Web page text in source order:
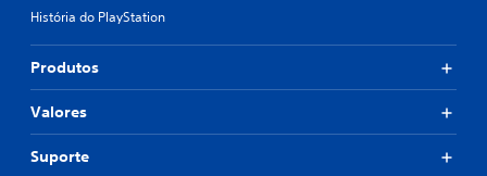
História do PlayStation
Produtos
Valores
Suporte